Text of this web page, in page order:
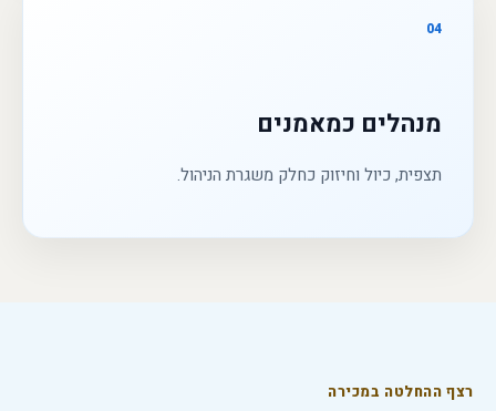
04
מנהלים כמאמנים
תצפית, כיול וחיזוק כחלק משגרת הניהול.
רצף ההחלטה במכירה